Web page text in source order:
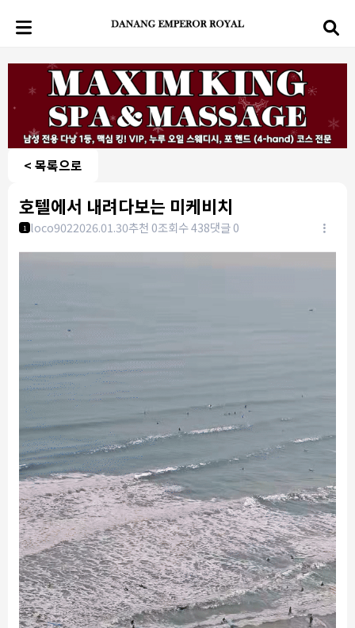
< 목록으로
호텔에서 내려다보는 미케비치
1 loco9022026.01.30추천 0조회수 438댓글 0